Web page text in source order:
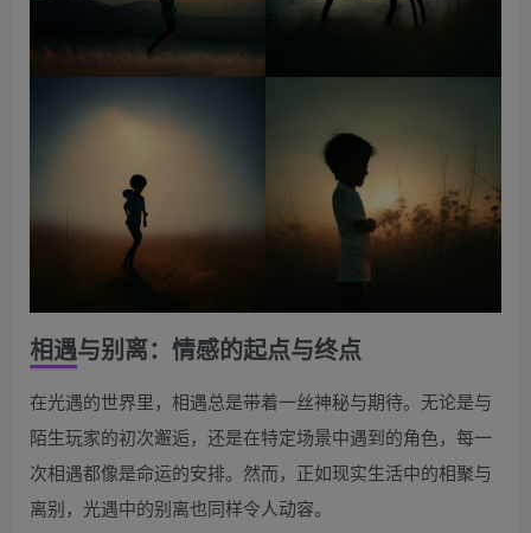
相遇与别离：情感的起点与终点
在光遇的世界里，相遇总是带着一丝神秘与期待。无论是与
陌生玩家的初次邂逅，还是在特定场景中遇到的角色，每一
次相遇都像是命运的安排。然而，正如现实生活中的相聚与
离别，光遇中的别离也同样令人动容。